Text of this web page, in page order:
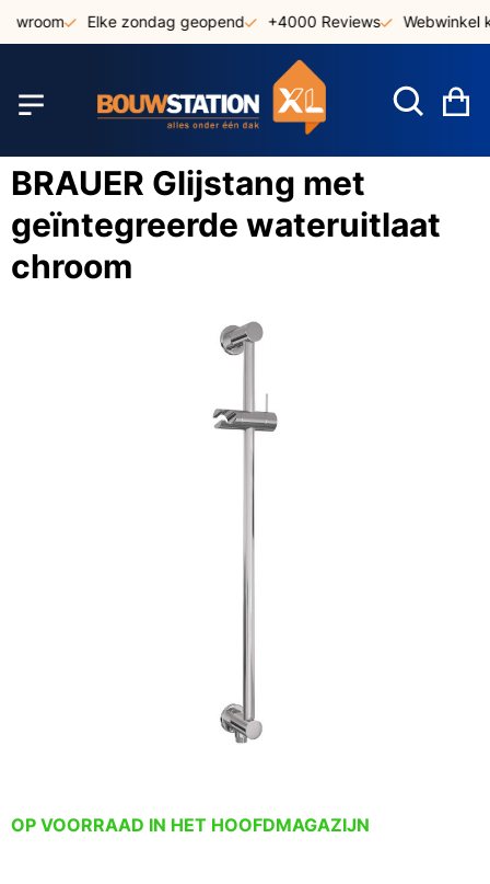
Elke zondag geopend +4000 Reviews Webwinkel
BRAUER Glijstang met
geïntegreerde wateruitlaat
chroom
OP VOORRAAD IN HET HOOFDMAGAZIJN